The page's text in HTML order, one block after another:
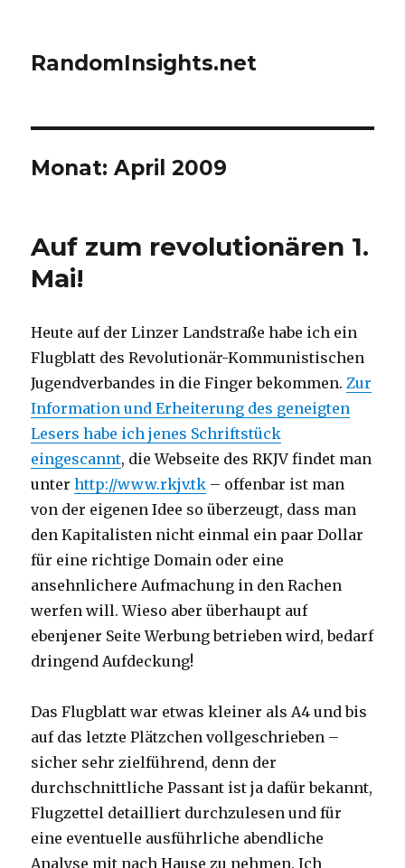
RandomInsights.net
Monat: April 2009
Auf zum revolutionären 1.
Mai!
Heute auf der Linzer Landstraße habe ich ein
Flugblatt des Revolutionär-Kommunistischen
Jugendverbandes in die Finger bekommen.Zur
Information und Erheiterung des geneigten
Lesers habe ich jenes Schriftstück
eingescannt, die Webseite des RKJV findet man
unterhttp://www.rkjv.tk – offenbar ist man
von der eigenen Idee so überzeugt, dass man
den Kapitalisten nicht einmal ein paar Dollar
für eine richtige Domain oder eine
ansehnlichere Aufmachung in den Rachen
werfen will. Wieso aber überhaupt auf
ebenjener Seite Werbung betrieben wird, bedarf
dringend Aufdeckung!
Das Flugblatt war etwas kleiner als A4 und bis
auf das letzte Plätzchen vollgeschrieben –
sicher sehr zielführend, denn der
durchschnittliche Passant ist ja dafür bekannt,
Flugzettel detailliert durchzulesen und für
eine eventuelle ausführliche abendliche
Analyse mit nach Hause zu nehmen. Ich